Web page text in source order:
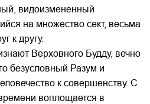
видоизмененный
на множество сект, весьма
к другу.
Верховного Будду, вечно
безусловный Разум и
к совершенству. С
воплощается в